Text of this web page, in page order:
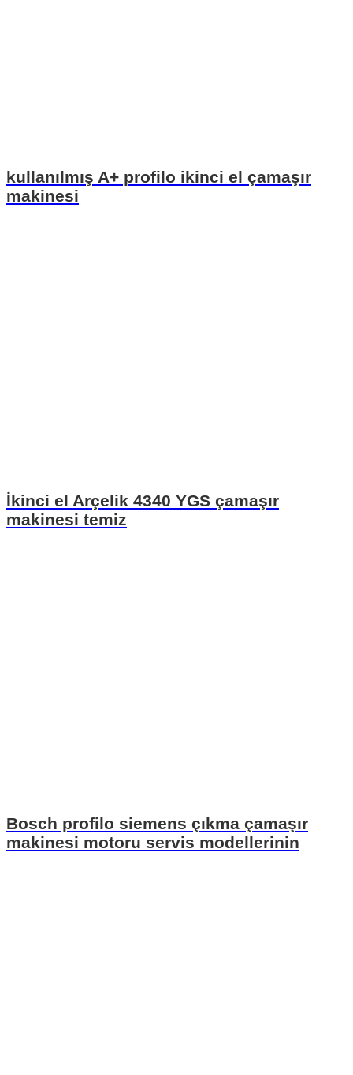
kullanılmış A+ profilo ikinci el çamaşır
makinesi
İkinci el Arçelik 4340 YGS çamaşır
makinesi temiz
Bosch profilo siemens çıkma çamaşır
makinesi motoru servis modellerinin